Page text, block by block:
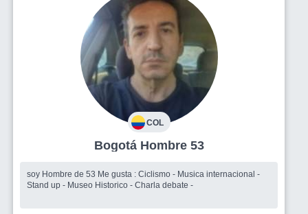
COL
Bogotá Hombre 53
soy Hombre de 53 Me gusta : Ciclismo - Musica internacional -
Stand up - Museo Historico - Charla debate -